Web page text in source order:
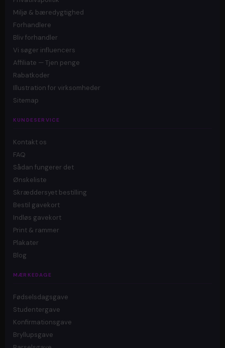
Miljø & bæredygtighed
Forhandlere
Bliv forhandler
Vi søger influencers
Affiliate — Tjen penge
Rabatkoder
Illustration for virksomheder
Sitemap
KUNDESERVICE
Kontakt os
FAQ
Sådan fungerer det
Ønskeliste
Skræddersyet bestilling
Bestil gavekort
Indløs gavekort
Print & rammer
Plakater
Blog
MÆRKEDAGE
Fødselsdagsgave
Studentergave
Konfirmationsgave
Bryllupsgave